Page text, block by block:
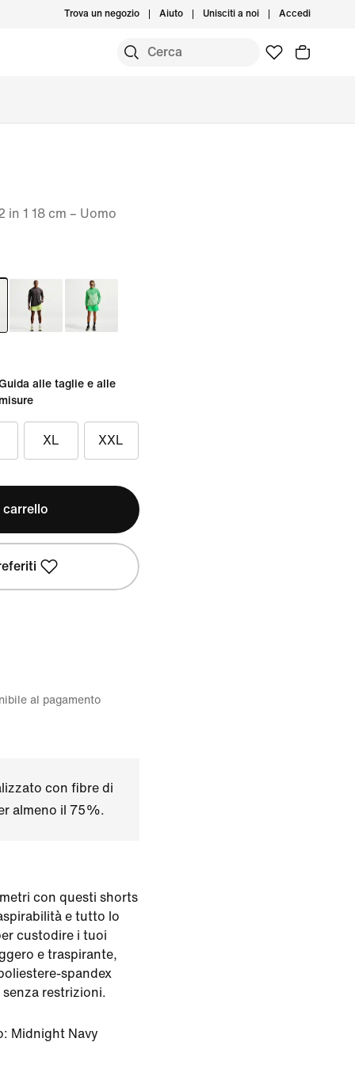
Trova un negozio Aiuto Unisciti a noi Accedi
in 1 18 cm – Uomo
alle taglie e alle
XL XXL
carrello
al pagamento
con fibre di
almeno il 75%.
con questi shorts
e tutto lo
custodire i tuoi
e traspirante,
spandex
restrizioni.
Midnight Navy